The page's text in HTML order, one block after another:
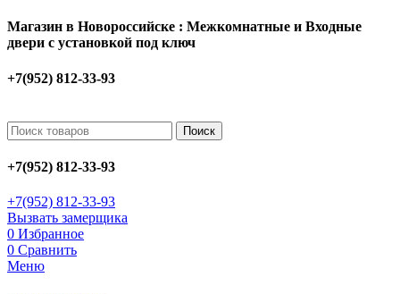
Магазин в Новороссийске : Межкомнатные и Входные
двери с установкой под ключ
+7(952) 812-33-93
Поиск
+7(952) 812-33-93
+7(952) 812-33-93
Вызвать замерщика
0 Избранное
0 Сравнить
Меню